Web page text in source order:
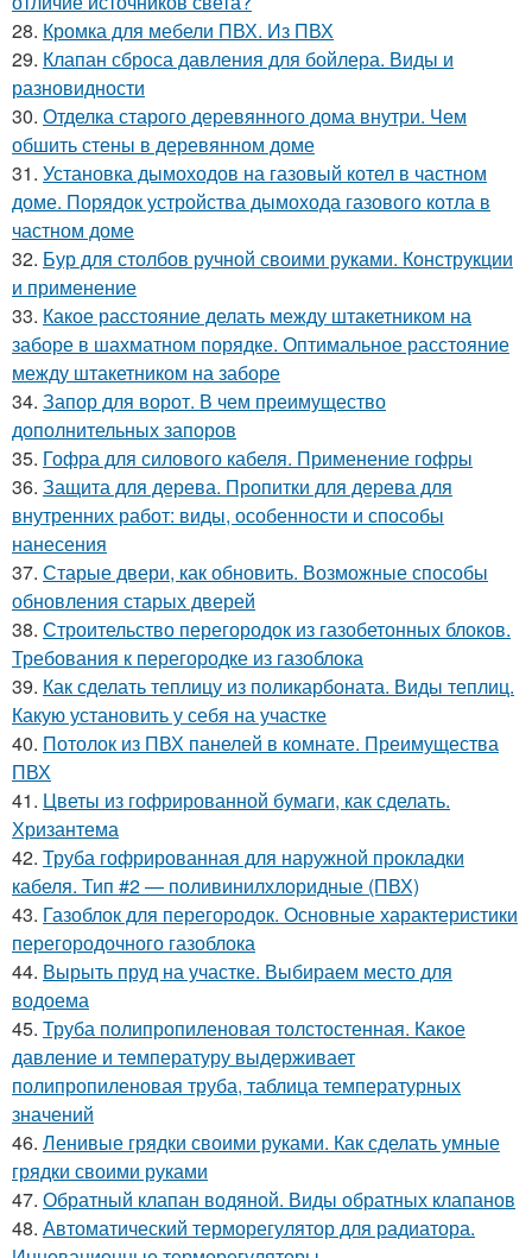
28. Кромка для мебели ПВХ. Из ПВХ
29. Клапан сброса давления для бойлера. Виды и
разновидности
30. Отделка старого деревянного дома внутри. Чем
обшить стены в деревянном доме
31. Установка дымоходов на газовый котел в частном
доме. Порядок устройства дымохода газового котла в
частном доме
32. Бур для столбов ручной своими руками. Конструкции
и применение
33. Какое расстояние делать между штакетником на
заборе в шахматном порядке. Оптимальное расстояние
между штакетником на заборе
34. Запор для ворот. В чем преимущество
дополнительных запоров
35. Гофра для силового кабеля. Применение гофры
36. Защита для дерева. Пропитки для дерева для
внутренних работ: виды, особенности и способы
нанесения
37. Старые двери, как обновить. Возможные способы
обновления старых дверей
38. Строительство перегородок из газобетонных блоков.
Требования к перегородке из газоблока
39. Как сделать теплицу из поликарбоната. Виды теплиц.
Какую установить у себя на участке
40. Потолок из ПВХ панелей в комнате. Преимущества
ПВХ
41. Цветы из гофрированной бумаги, как сделать.
Хризантема
42. Труба гофрированная для наружной прокладки
кабеля. Тип #2 — поливинилхлоридные (ПВХ)
43. Газоблок для перегородок. Основные характеристики
перегородочного газоблока
44. Вырыть пруд на участке. Выбираем место для
водоема
45. Труба полипропиленовая толстостенная. Какое
давление и температуру выдерживает
полипропиленовая труба, таблица температурных
значений
46. Ленивые грядки своими руками. Как сделать умные
грядки своими руками
47. Обратный клапан водяной. Виды обратных клапанов
48. Автоматический терморегулятор для радиатора.